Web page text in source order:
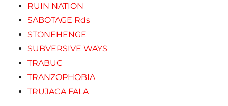
RUIN NATION
SABOTAGE Rds
STONEHENGE
SUBVERSIVE WAYS
TRABUC
TRANZOPHOBIA
TRUJACA FALA